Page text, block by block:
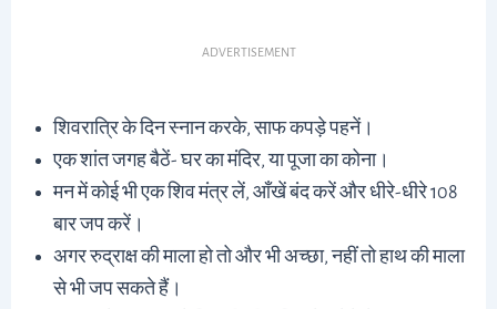
ADVERTISEMENT
शिवरात्रि के दिन स्नान करके, साफ कपड़े पहनें।
एक शांत जगह बैठें- घर का मंदिर, या पूजा का कोना।
मन में कोई भी एक शिव मंत्र लें, आँखें बंद करें और धीरे-धीरे 108
बार जप करें।
अगर रुद्राक्ष की माला हो तो और भी अच्छा, नहीं तो हाथ की माला
से भी जप सकते हैं।